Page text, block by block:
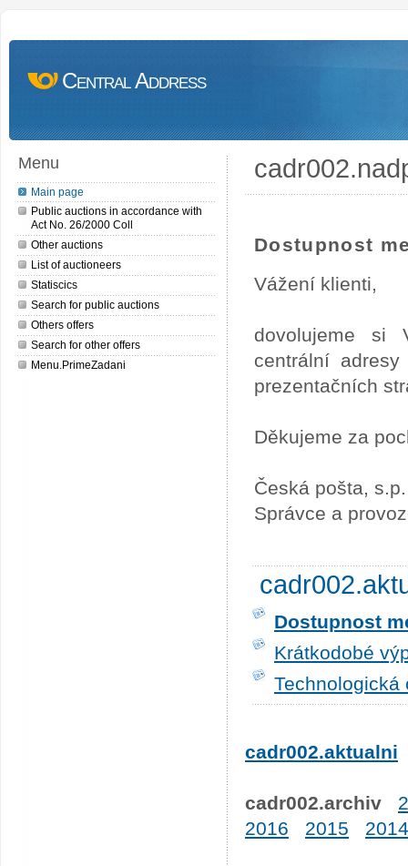
Central Address
Menu
Main page
Public auctions in accordance with
Act No. 26/2000 Coll
Other auctions
List of auctioneers
Statiscics
Search for public auctions
Others offers
Search for other offers
Menu.PrimeZadani
Dostupnost
Vážení klienti,
dovolujeme si
centrální
prezentačních
Děkujeme za
Česká pošta, s.p.
Správce a
Dostupnost
Krátkodobé
Technologická
cadr002.aktualni
cadr002.archiv
2016
2015 2014